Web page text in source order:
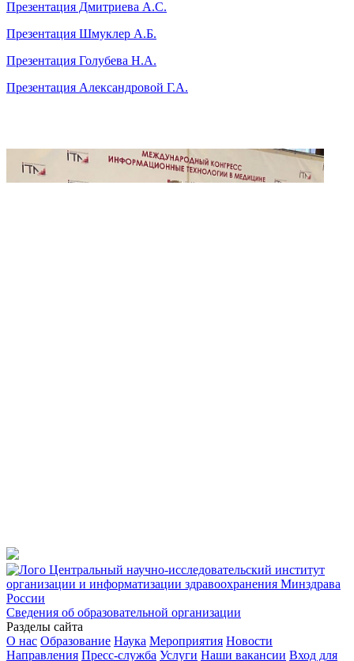
Презентация Дмитриева А.С.
Презентация Шмуклер А.Б.
Презентация Голубева Н.А.
Презентация Александровой Г.А.
Центральный научно-исследовательский институт
организации и информатизации здравоохранения Минздрава
России
Сведения об образовательной организации
Разделы сайта
О нас Образование Наука Мероприятия Новости
Направления Пресс-служба Услуги Наши вакансии Вход для